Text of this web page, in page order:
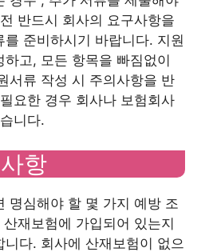
반드시 회사의 요구사항을
준비하시기 바랍니다. 지원
고, 모든 항목을 빠짐없이
서류 작성 시 주의사항을 반
요한 경우 회사나 보험회사
니다.
항
명심해야 할 몇 가지 예방 조
재보험에 가입되어 있는지
니다. 회사에 산재보험이 없으